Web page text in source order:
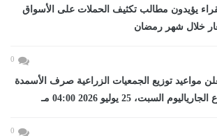
القراء يؤيدون مطالب تكثيف الحملات على الأسواق
خلال شهر رمضان
0
مواعيد توزيع الجمعيات الزراعية صرف الأسمدة
السبت، 25 يوليو 2026 04:00 مـ
0